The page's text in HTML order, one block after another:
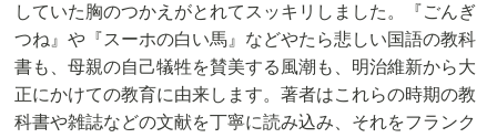
していた胸のつかえがとれてスッキリしました。『ごんぎ
つね』や『スーホの白い馬』などやたら悲しい国語の教科
書も、母親の自己犠牲を賛美する風潮も、明治維新から大
正にかけての教育に由来します。著者はこれらの時期の教
科書や雑誌などの文献を丁寧に読み込み、それをフランク